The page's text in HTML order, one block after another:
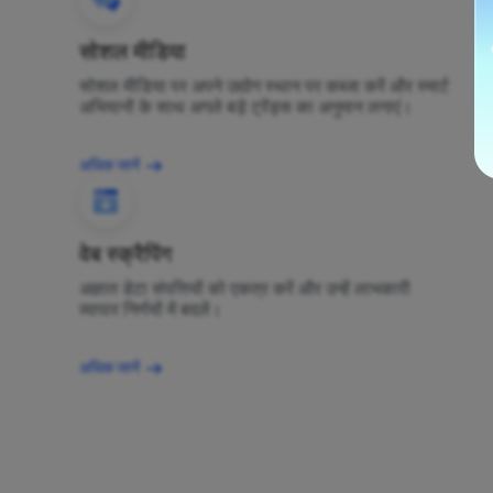
सोशल मीडिया
सोशल मीडिया पर अपने उद्योग स्थान पर कब्जा करें और स्मार्ट
अभियानों के साथ अगले बड़े ट्रेंड्स का अनुमान लगाएं।
अधिक जानें
वेब स्क्रैपिंग
अज्ञात डेटा संपत्तियों को एकत्र करें और उन्हें लाभकारी
व्यापार निर्णयों में बदलें।
अधिक जानें